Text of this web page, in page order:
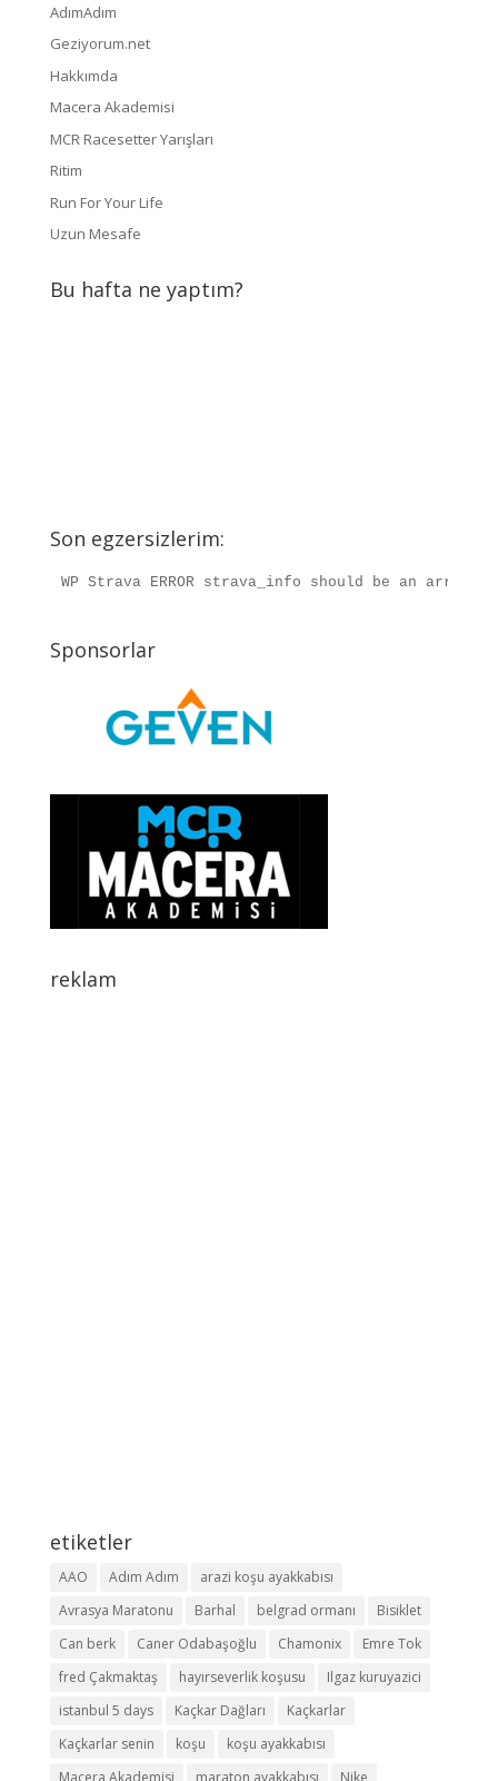
AdımAdım
Geziyorum.net
Hakkımda
Macera Akademisi
MCR Racesetter Yarışları
Ritim
Run For Your Life
Uzun Mesafe
Bu hafta ne yaptım?
Son egzersizlerim:
WP Strava ERROR strava_info should be an
Sponsorlar
reklam
etiketler
AAO Adım Adım
arazi koşu ayakkabısı
Avrasya Maratonu
Barhal belgrad ormanı
Bisiklet
Can berk
Caner Odabaşoğlu Chamonix
Emre Tok
fred Çakmaktaş
hayırseverlik koşusu
Ilgaz kuruyazici
istanbul 5 days
Kaçkar Dağları
Kaçkarlar
Kaçkarlar senin
koşu
koşu ayakkabısı
Macera Akademisi
maraton ayakkabısı Nike